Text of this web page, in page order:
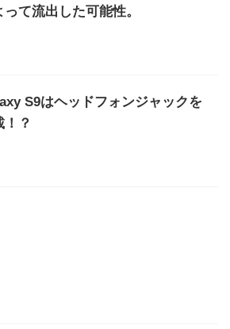
って流出した可能性。
S9はヘッドフォンジャックを
！？